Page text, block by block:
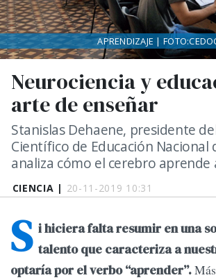
CIENCIA | 20-11-2019 10:31
Neurociencia y
arte de enseñar
Stanislas Dehaene, presidente
Científico de Educación Nacional
analiza cómo el cerebro aprende
APRENDIZAJE |
S i hiciera falta resumir en una
talento que caracteriza a
optaría por el verbo “aprender”.